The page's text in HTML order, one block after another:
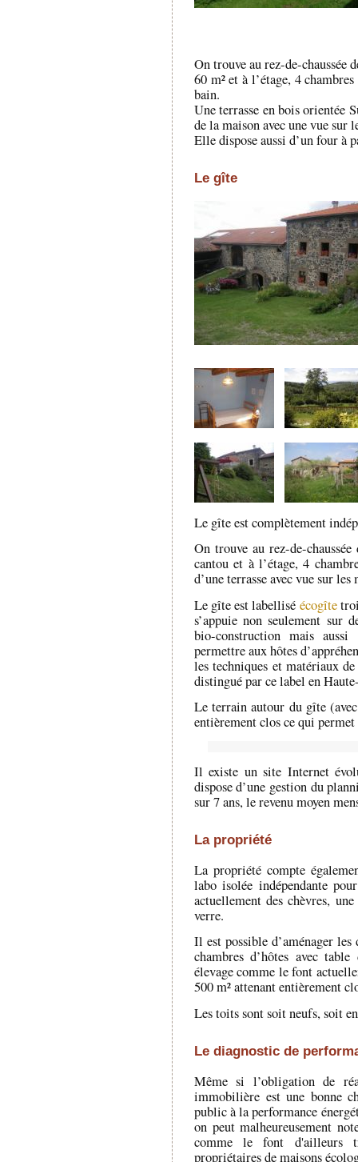
On trouve au rez-de-chaussée
60 m² et à l’étage, 4
bain.
Une terrasse en bois
de la maison avec une vue sur
Elle dispose aussi d’un four à
Le gîte
Le gîte est complètement
On trouve au rez-de-
cantou et à l’étage, 4
d’une terrasse avec vue sur
Le gîte est labellisé écogîte
s’appuie non seulement sur
bio-construction mais
permettre aux hôtes
les techniques et matériaux
distingué par ce label en
Le terrain autour du gîte
entièrement clos ce qui
Il existe un site Internet
dispose d’une gestion du
sur 7 ans, le revenu moyen
La propriété
La propriété compte
labo isolée indépendante
actuellement des chèvres,
verre.
Il est possible d’aménager les
chambres d’hôtes avec
élevage comme le font
500 m² attenant entièrement
Les toits sont soit neufs, soit
Le diagnostic de
Même si l’obligation de
immobilière est une bonne
public à la performance
on peut malheureusement
comme le font d'ailleurs
propriétaires de maisons